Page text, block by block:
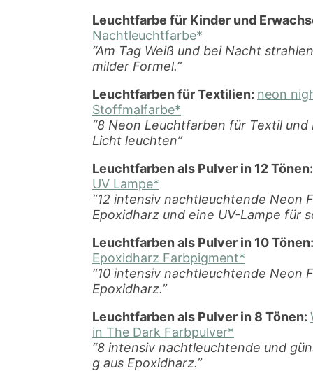
Leuchtfarbe für Kinder und
Nachtleuchtfarbe*
“Am Tag Weiß und bei Nacht
milder Formel.”
Leuchtfarben für Textilien: neon
Stoffmalfarbe*
“8 Neon Leuchtfarben für Textil
Licht leuchten”
Leuchtfarben als Pulver in 12
UV Lampe*
“12 intensiv nachtleuchtende Neon
Epoxidharz und eine UV-Lampe für
Leuchtfarben als Pulver in 10
Epoxidharz Farbpigment*
“10 intensiv nachtleuchtende Neon
Epoxidharz.”
Leuchtfarben als Pulver in 8 Tönen:
in The Dark Farbpulver*
“8 intensiv nachtleuchtende und
g aus Epoxidharz.”